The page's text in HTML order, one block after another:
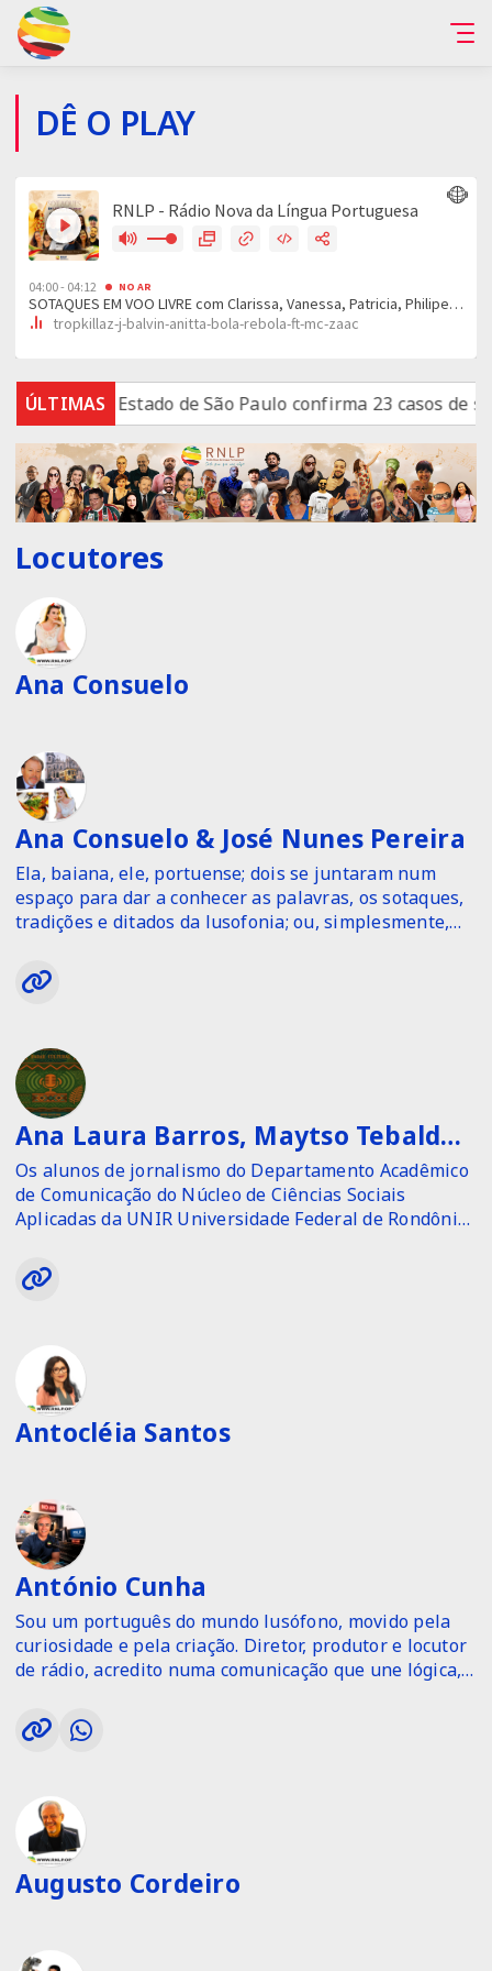
DÊ O PLAY
ÚLTIMASEstado de São Paulo confirma 23 casos de
Locutores
Ana Consuelo
Ana Consuelo & José Nunes Pereira
Ela, baiana, ele, portuense; dois se juntaram num
espaço para dar a conhecer as palavras, os sotaques,
tradições e ditados da lusofonia; ou, simplesmente,
Ana Laura Barros, Maytso Tebalde, Emanuel Sá, Logan Batista, Nágila Evelyn, Evellyn Prestes, Mavi Rangel, Bartielson Barros, Débora Costa, Mary Vitória e Julia Cardoso
Os alunos de jornalismo do Departamento Acadêmico
de Comunicação do Núcleo de Ciências Sociais
Aplicadas da UNIR Universidade Federal de Rondônia
as atividades do fórum e registraram as experiências,
reflexões e produções artísticas apresentadas
e para o debate social na região Norte
Antocléia Santos
António Cunha
Sou um português do mundo lusófono, movido pela
curiosidade e pela criação. Diretor, produtor e locutor
de rádio, acredito numa comunicação que une lógica,
crio nasce do diálogo, da ciência e da paixão por
contar histórias que fazem pensar — e ouvir até ao
Augusto Cordeiro